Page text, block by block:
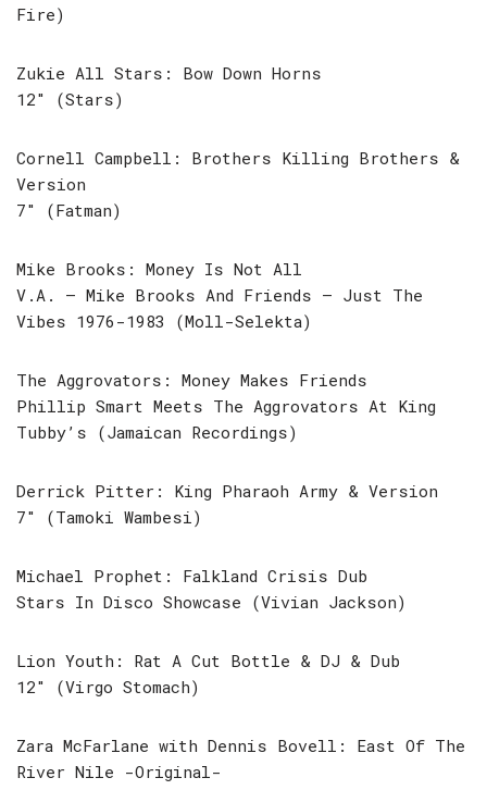
Fire)
Zukie All Stars: Bow Down Horns
12″ (Stars)
Cornell Campbell: Brothers Killing Brothers &
Version
7″ (Fatman)
Mike Brooks: Money Is Not All
V.A. – Mike Brooks And Friends – Just The
Vibes 1976-1983 (Moll-Selekta)
The Aggrovators: Money Makes Friends
Phillip Smart Meets The Aggrovators At King
Tubby’s (Jamaican Recordings)
Derrick Pitter: King Pharaoh Army & Version
7″ (Tamoki Wambesi)
Michael Prophet: Falkland Crisis Dub
Stars In Disco Showcase (Vivian Jackson)
Lion Youth: Rat A Cut Bottle & DJ & Dub
12″ (Virgo Stomach)
Zara McFarlane with Dennis Bovell: East Of The
River Nile -Original-